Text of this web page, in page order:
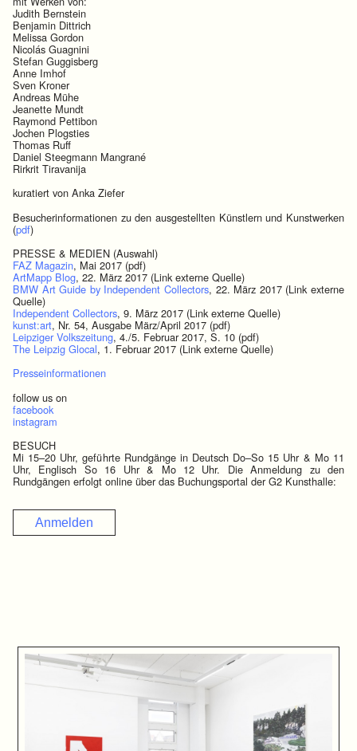
Judith Bernstein
Benjamin Dittrich
Melissa Gordon
Nicolás Guagnini
Stefan Guggisberg
Anne Imhof
Sven Kroner
Andreas Mühe
Jeanette Mundt
Raymond Pettibon
Jochen Plogsties
Thomas Ruff
Daniel Steegmann Mangrané
Rirkrit Tiravanija
kuratiert von Anka Ziefer
Besucherinformationen zu den ausgestellten Künstlern und Kunstwerken
(pdf)
PRESSE & MEDIEN (Auswahl)
FAZ Magazin, Mai 2017 (pdf)
ArtMapp Blog, 22. März 2017 (Link externe Quelle)
BMW Art Guide by Independent Collectors, 22. März 2017 (Link externe
Quelle)
Independent Collectors, 9. März 2017 (Link externe Quelle)
kunst:art, Nr. 54, Ausgabe März/April 2017 (pdf)
Leipziger Volkszeitung, 4./5. Februar 2017, S. 10 (pdf)
The Leipzig Glocal, 1. Februar 2017 (Link externe Quelle)
Presseinformationen
follow us on
facebook
instagram
BESUCH
Mi 15–20 Uhr, geführte Rundgänge in Deutsch Do–So 15 Uhr & Mo 11
Uhr, Englisch So 16 Uhr & Mo 12 Uhr. Die Anmeldung zu den
Rundgängen erfolgt online über das Buchungsportal der G2 Kunsthalle:
Anmelden